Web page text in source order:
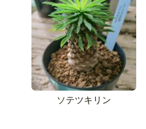
ソテツキリン